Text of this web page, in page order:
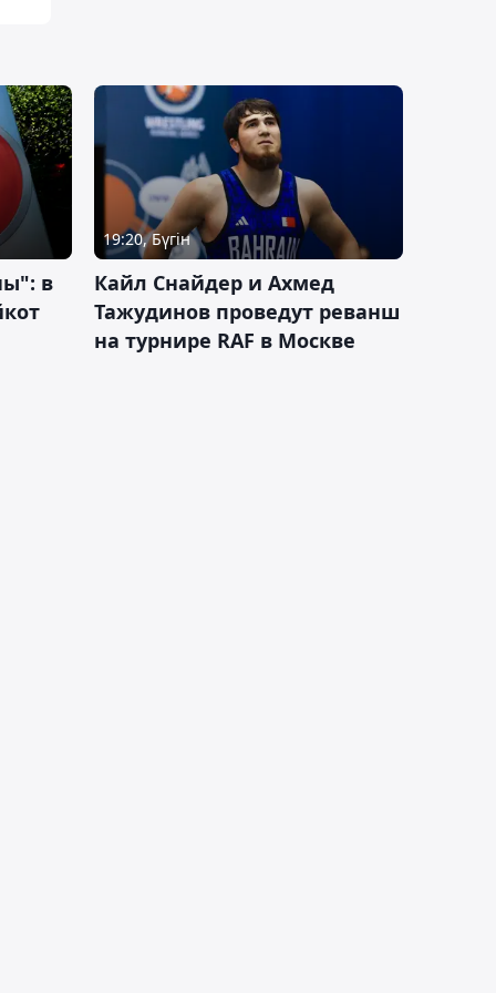
в
19:20, Бүгін
Кайл Снайдер и Ахмед
Тажудинов проведут реванш
на турнире RAF в Москве